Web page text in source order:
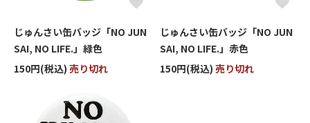
じゅんさい缶バッジ「NO JUN
SAI, NO LIFE.」緑色
150円(税込) 売り切れ
じゅんさい缶バッジ「NO JUN
SAI, NO LIFE.」赤色
150円(税込) 売り切れ